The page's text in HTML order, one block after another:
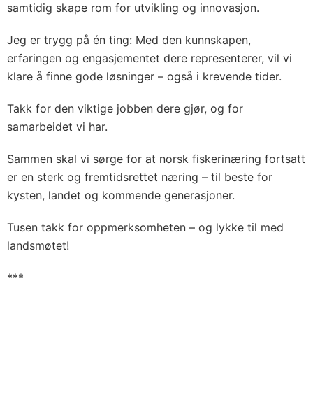
samtidig skape rom for utvikling og innovasjon.
Jeg er trygg på én ting: Med den kunnskapen,
erfaringen og engasjementet dere representerer, vil vi
klare å finne gode løsninger – også i krevende tider.
Takk for den viktige jobben dere gjør, og for
samarbeidet vi har.
Sammen skal vi sørge for at norsk fiskerinæring fortsatt
er en sterk og fremtidsrettet næring – til beste for
kysten, landet og kommende generasjoner.
Tusen takk for oppmerksomheten – og lykke til med
landsmøtet!
***